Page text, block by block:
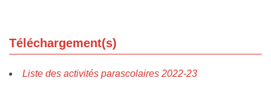
Téléchargement(s)
Liste des activités parascolaires 2022-23